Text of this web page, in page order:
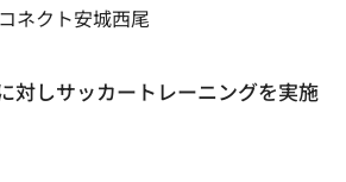
ネクト安城西尾
対しサッカートレーニングを実施